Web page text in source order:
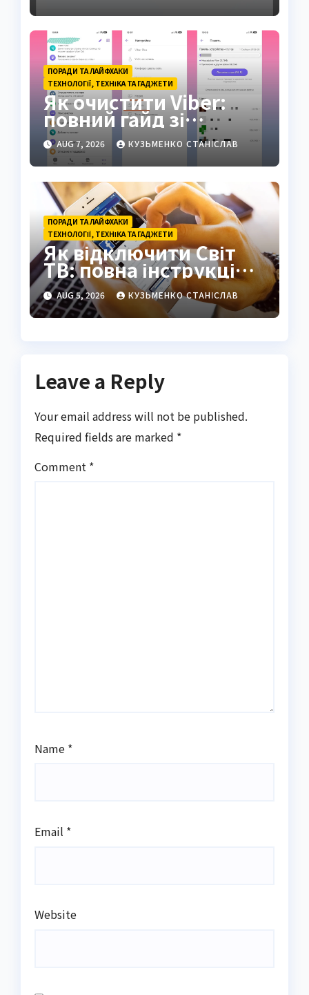
ПОРАДИ ТА ЛАЙФХАКИ
ТЕХНОЛОГІЇ, ТЕХНІКА ТА ГАДЖЕТИ
Як очистити Viber:
повний гайд зі
звільнення пам’яті
AUG 7, 2026 КУЗЬМЕНКО СТАНІСЛАВ
ПОРАДИ ТА ЛАЙФХАКИ
ТЕХНОЛОГІЇ, ТЕХНІКА ТА ГАДЖЕТИ
Як відключити Світ
ТВ: повна інструкція
2026
AUG 5, 2026 КУЗЬМЕНКО СТАНІСЛАВ
Leave a Reply
Your email address will not be published.
Required fields are marked *
Comment *
Name *
Email *
Website